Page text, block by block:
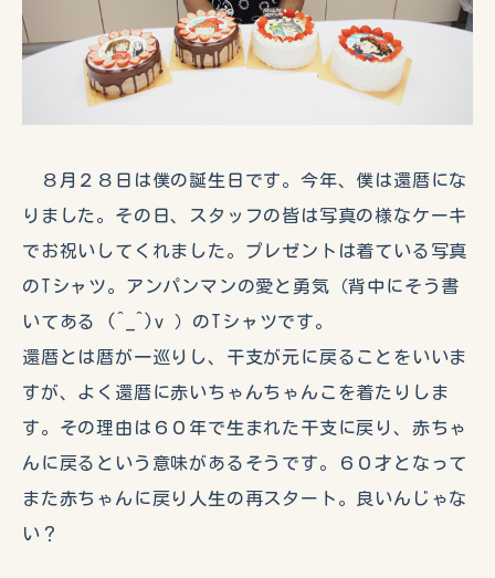
８月２８日は僕の誕生日です。今年、僕は還暦にな
りました。その日、スタッフの皆は写真の様なケーキ
でお祝いしてくれました。プレゼントは着ている写真
のTシャツ。アンパンマンの愛と勇気（背中にそう書
いてある (^_^)v ）のTシャツです。
還暦とは暦が一巡りし、干支が元に戻ることをいいま
すが、よく還暦に赤いちゃんちゃんこを着たりしま
す。その理由は６０年で生まれた干支に戻り、赤ちゃ
んに戻るという意味があるそうです。６０才となって
また赤ちゃんに戻り人生の再スタート。良いんじゃな
い？